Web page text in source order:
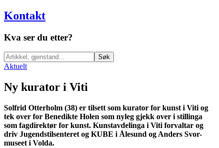
Kontakt
Kva ser du etter?
Søk
Aktuelt
Ny kurator i Viti
Solfrid Otterholm (38) er tilsett som kurator for kunst i Viti og
tek over for Benedikte Holen som nyleg gjekk over i stillinga
som fagdirektør for kunst. Kunstavdelinga i Viti forvaltar og
driv Jugendstilsenteret og KUBE i Ålesund og Anders Svor-
museet i Volda.